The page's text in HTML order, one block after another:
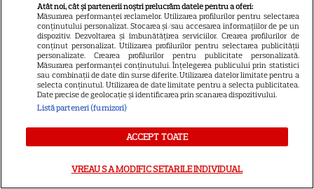
ARTICOLE PARTENERI
ULTIMA ORĂ! Încă un afacerist
Fost acționar TV la una dintre
România, mort la doar 60 de
Atât noi, cât și partenerii noștri prelucrăm datele pentru a oferi:
Măsurarea performanței reclamelor. Utilizarea profilurilor pentru selectarea
conținutului personalizat. Stocarea și/sau accesarea informațiilor de pe un
dispozitiv. Dezvoltarea și îmbunătățirea serviciilor. Crearea profilurilor de
conținut personalizat. Utilizarea profilurilor pentru selectarea publicității
personalizate. Crearea profilurilor pentru publicitate personalizată.
Măsurarea performanței conținutului. Înțelegerea publicului prin statistici
sau combinații de date din surse diferite. Utilizarea datelor limitate pentru a
selecta conținutul. Utilizarea de date limitate pentru a selecta publicitatea.
Date precise de geolocație și identificarea prin scanarea dispozitivului.
Listă parteneri (furnizori)
ACCEPT TOATE
VREAU SA MODIFIC SETARILE INDIVIDUAL